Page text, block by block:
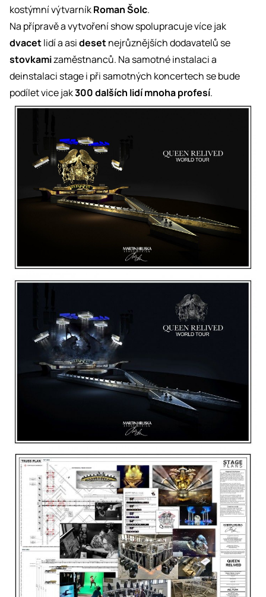
kostýmní výtvarníkRoman Šolc.
Na přípravě a vytvoření show spolupracuje více jak
dvacetlidí a asidesetnejrůznějších dodavatelů se
stovkamizaměstnanců. Na samotné instalaci a
deinstalaci stage i při samotných koncertech se bude
podílet vice jak300 dalších lidí mnoha profesí.